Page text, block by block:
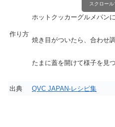
作り方
ホットクッカーグルメパン
焼き目がついたら、合わせ
たまに蓋を開けて様子を見
出典 QVC JAPAN-レシピ集
スクロー